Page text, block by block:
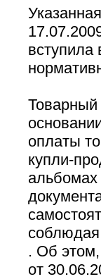
вступила
Товарный
оплаты
купли-
. Об
от